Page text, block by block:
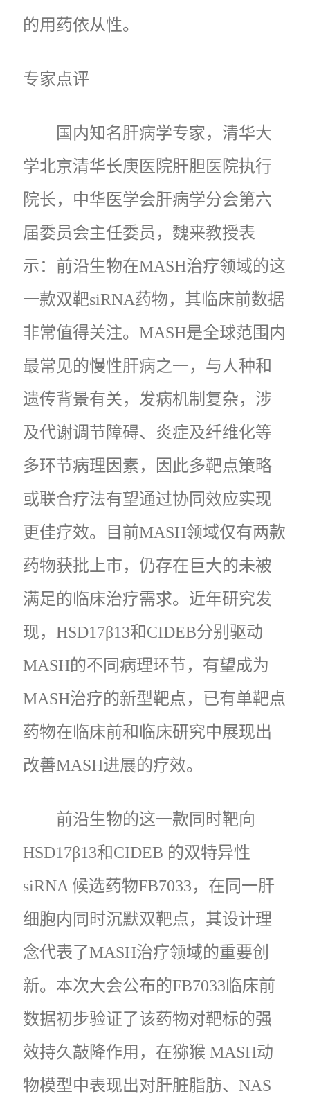
的用药依从性。
专家点评
国内知名肝病学专家，清华大
学北京清华长庚医院肝胆医院执行
院长，中华医学会肝病学分会第六
届委员会主任委员，魏来教授表
示：前沿生物在MASH治疗领域的这
一款双靶siRNA药物，其临床前数据
非常值得关注。MASH是全球范围内
最常见的慢性肝病之一，与人种和
遗传背景有关，发病机制复杂，涉
及代谢调节障碍、炎症及纤维化等
多环节病理因素，因此多靶点策略
或联合疗法有望通过协同效应实现
更佳疗效。目前MASH领域仅有两款
药物获批上市，仍存在巨大的未被
满足的临床治疗需求。近年研究发
现，HSD17β13和CIDEB分别驱动
MASH的不同病理环节，有望成为
MASH治疗的新型靶点，已有单靶点
药物在临床前和临床研究中展现出
改善MASH进展的疗效。
前沿生物的这一款同时靶向
HSD17β13和CIDEB 的双特异性
siRNA 候选药物FB7033，在同一肝
细胞内同时沉默双靶点，其设计理
念代表了MASH治疗领域的重要创
新。本次大会公布的FB7033临床前
数据初步验证了该药物对靶标的强
效持久敲降作用，在猕猴 MASH动
物模型中表现出对肝脏脂肪、NAS